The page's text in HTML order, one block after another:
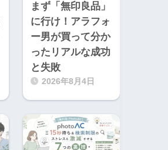
まず「無印良品」
に行け！アラフォ
ー男が買って分か
ったリアルな成功
と失敗
2026年8月4日